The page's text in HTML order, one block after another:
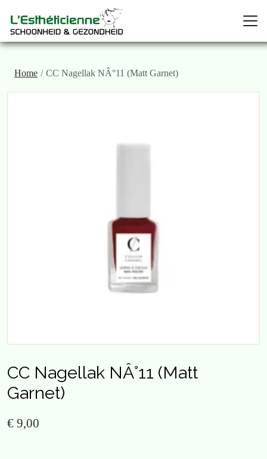
Home CC Nagellak NÂ°11 (Matt Garnet)
CC Nagellak NÂ°11 (Matt
Garnet)
€ 9,00